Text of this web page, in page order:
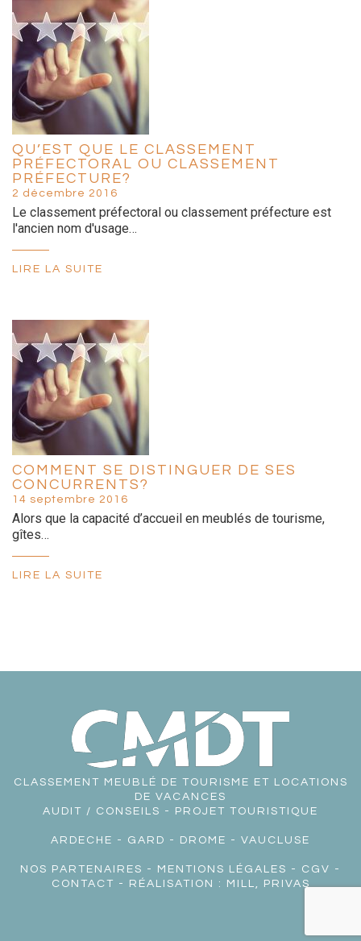
QU’EST QUE LE CLASSEMENT
PRÉFECTORAL OU CLASSEMENT
PRÉFECTURE?
2 décembre 2016
Le classement préfectoral ou classement préfecture est
l'ancien nom d'usage…
LIRE LA SUITE
COMMENT SE DISTINGUER DE SES
CONCURRENTS?
14 septembre 2016
Alors que la capacité d’accueil en meublés de tourisme,
gîtes…
LIRE LA SUITE
CLASSEMENT MEUBLÉ DE TOURISME ET LOCATIONS
DE VACANCES
AUDIT / CONSEILS - PROJET TOURISTIQUE
ARDECHE - GARD - DROME - VAUCLUSE
NOS PARTENAIRES - MENTIONS LÉGALES - CGV -
CONTACT - RÉALISATION : MILL, PRIVAS